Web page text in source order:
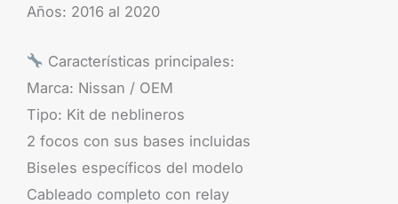
Años: 2016 al 2020
Características principales:
Marca: Nissan / OEM
Tipo: Kit de neblineros
2 focos con sus bases incluidas
Biseles específicos del modelo
Cableado completo con relay